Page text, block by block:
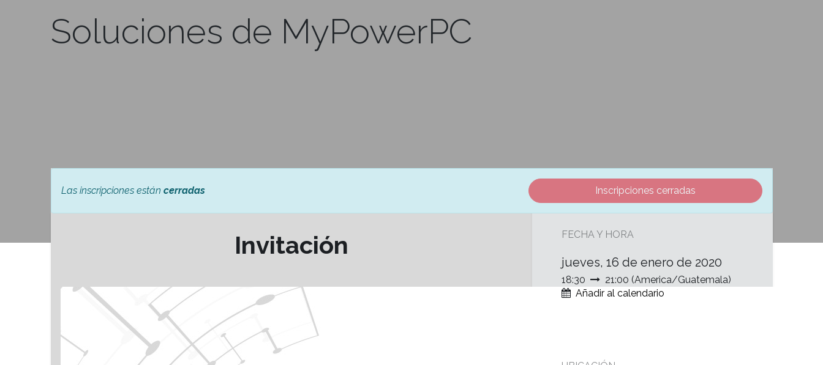
Soluciones de MyPowerPC
Las inscripciones están cerradas Inscripciones cerradas
Invitación FECHA Y HORA
jueves, 16 de enero de 2020
18:30 21:00 (America/Guatemala)
Añadir al calendario